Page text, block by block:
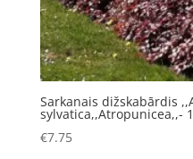
Sarkanais dižskabārdis
sylvatica,,Atropunicea,,-
€7.75